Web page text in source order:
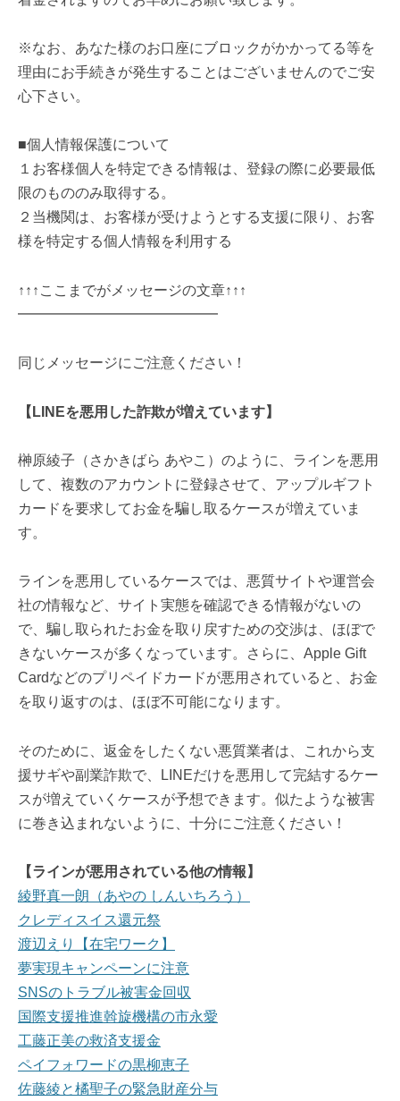
※なお、あなた様のお口座にブロックがかかってる等を
理由にお手続きが発生することはございませんのでご安
心下さい。
■個人情報保護について
１お客様個人を特定できる情報は、登録の際に必要最低
限のもののみ取得する。
２当機関は、お客様が受けようとする支援に限り、お客
様を特定する個人情報を利用する
↑↑↑ここまでがメッセージの文章↑↑↑
━━━━━━━━━━━━━━
同じメッセージにご注意ください！
【LINEを悪用した詐欺が増えています】
榊原綾子（さかきばら あやこ）のように、ラインを悪用
して、複数のアカウントに登録させて、アップルギフト
カードを要求してお金を騙し取るケースが増えていま
す。
ラインを悪用しているケースでは、悪質サイトや運営会
社の情報など、サイト実態を確認できる情報がないの
で、騙し取られたお金を取り戻すための交渉は、ほぼで
きないケースが多くなっています。さらに、Apple Gift
Cardなどのプリペイドカードが悪用されていると、お金
を取り返すのは、ほぼ不可能になります。
そのために、返金をしたくない悪質業者は、これから支
援サギや副業詐欺で、LINEだけを悪用して完結するケー
スが増えていくケースが予想できます。似たような被害
に巻き込まれないように、十分にご注意ください！
【ラインが悪用されている他の情報】
綾野真一朗（あやの しんいちろう）
クレディスイス還元祭
渡辺えり【在宅ワーク】
夢実現キャンペーンに注意
SNSのトラブル被害金回収
国際支援推進斡旋機構の市永愛
工藤正美の救済支援金
ペイフォワードの黒柳恵子
佐藤綾と橘聖子の緊急財産分与